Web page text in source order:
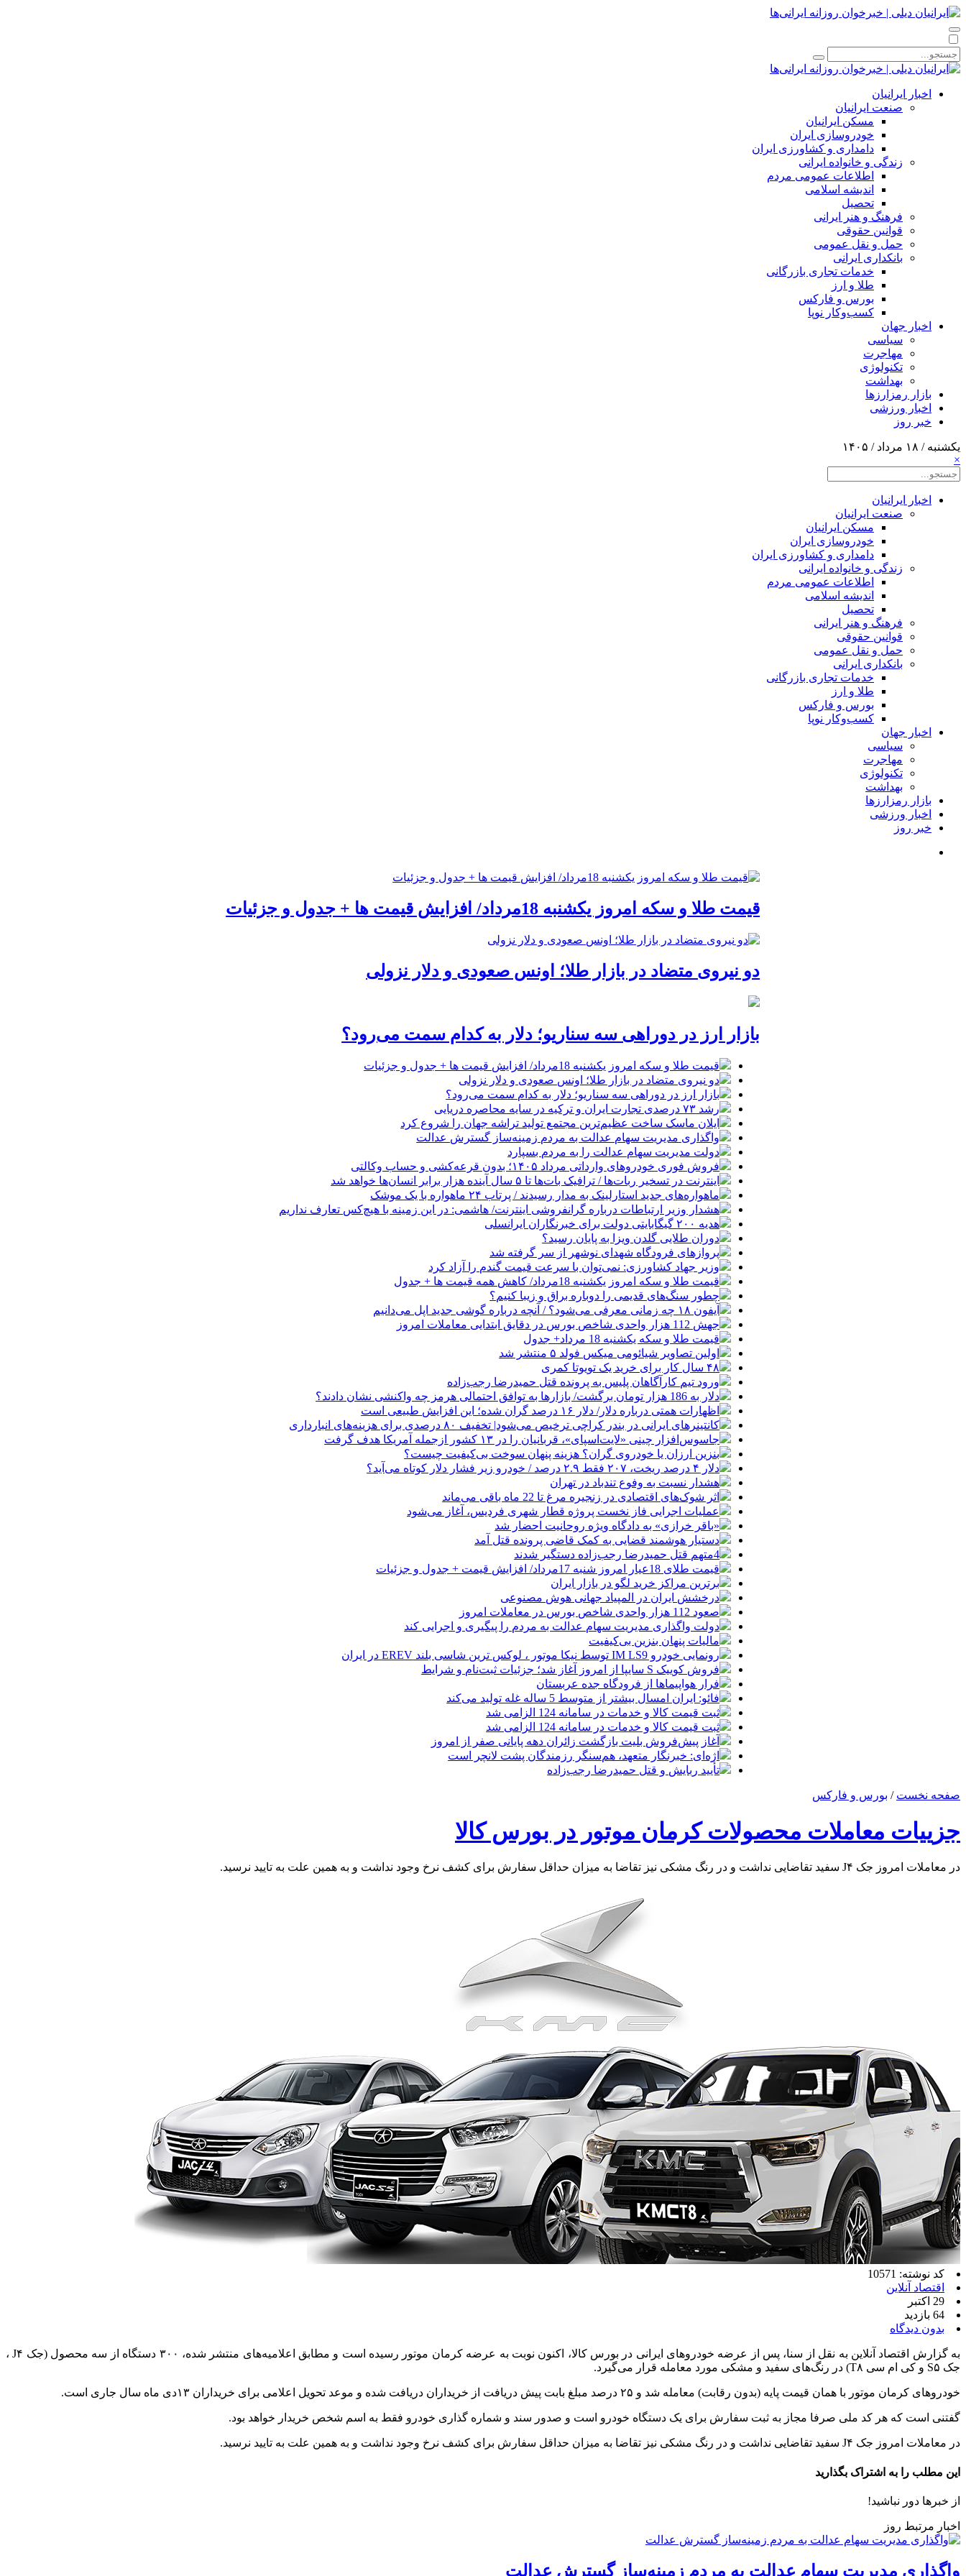
اخبار ایرانیان
صنعت ایرانیان
مسکن ایرانیان
خودروسازی ایران
دامداری و کشاورزی ایران
زندگی و خانواده ایرانی
اطلاعات عمومی مردم
اندیشه اسلامی
تحصیل
فرهنگ و هنر ایرانی
قوانین حقوقی
حمل و نقل عمومی
بانکداری ایرانی
خدمات تجاری بازرگانی
طلا و ارز
بورس و فارکس
کسب‌وکار نوپا
اخبار جهان
سیاسی
مهاجرت
تکنولوژی
بهداشت
بازار رمزارزها
اخبار ورزشی
خبر روز
یکشنبه / ۱۸ مرداد / ۱۴۰۵
×
اخبار ایرانیان
صنعت ایرانیان
مسکن ایرانیان
خودروسازی ایران
دامداری و کشاورزی ایران
زندگی و خانواده ایرانی
اطلاعات عمومی مردم
اندیشه اسلامی
تحصیل
فرهنگ و هنر ایرانی
قوانین حقوقی
حمل و نقل عمومی
بانکداری ایرانی
خدمات تجاری بازرگانی
طلا و ارز
بورس و فارکس
کسب‌وکار نوپا
اخبار جهان
سیاسی
مهاجرت
تکنولوژی
بهداشت
بازار رمزارزها
اخبار ورزشی
خبر روز
قیمت طلا و سکه امروز یکشنبه 18مرداد/ افزایش قیمت ها + جدول و جزئیات
دو نیروی متضاد در بازار طلا؛ اونس صعودی و دلار نزولی
بازار ارز در دوراهی سه سناریو؛ دلار به کدام سمت می‌رود؟
قیمت طلا و سکه امروز یکشنبه 18مرداد/ افزایش قیمت ها + جدول و جزئیات
دو نیروی متضاد در بازار طلا؛ اونس صعودی و دلار نزولی
بازار ارز در دوراهی سه سناریو؛ دلار به کدام سمت می‌رود؟
رشد ۷۳ درصدی تجارت ایران و ترکیه در سایه محاصره دریایی
ایلان ماسک ساخت عظیم‌ترین مجتمع تولید تراشه جهان را شروع کرد
واگذاری مدیریت سهام عدالت به مردم زمینه‌ساز گسترش عدالت
دولت مدیریت سهام عدالت را به مردم بسپارد
فروش فوری خودروهای وارداتی مرداد ۱۴۰۵؛ بدون قرعه‌کشی و حساب وکالتی
اینترنت در تسخیر ربات‌ها / ترافیک بات‌ها تا ۵ سال آینده هزار برابر انسان‌ها خواهد شد
ماهواره‌های جدید استارلینک به مدار رسیدند / پرتاب ۲۴ ماهواره با یک موشک
هشدار وزیر ارتباطات درباره گرانفروشی اینترنت/ هاشمی: در این زمینه با هیچ‌کس تعارف نداریم
هدیه ۲۰۰ گیگابایتی دولت برای خبرنگاران ایرانسلی
دوران طلایی گلدن ویزا به پایان رسید؟
پروازهای فرودگاه شهدای نوشهر از سر گرفته شد
وزیر جهاد کشاورزی: نمی‌توان با سرعت قیمت گندم را آزاد کرد
قیمت طلا و سکه امروز یکشنبه 18مرداد/ کاهش همه قیمت ها + جدول
چطور سنگ‌های قدیمی را دوباره براق و زیبا کنیم؟
آیفون ۱۸ چه زمانی معرفی می‌شود؟ / آنچه درباره گوشی جدید اپل می‌دانیم
جهش 112 هزار واحدی شاخص بورس در دقایق ابتدایی معاملات امروز
قیمت طلا و سکه یکشنبه 18 مرداد+ جدول
اولین تصاویر شیائومی میکس فولد ۵ منتشر شد
۴۸ سال کار برای خرید یک تویوتا کمری
ورود تیم کارآگاهان پلیس به پرونده قتل حمیدرضا رجب‌زاده
دلار به 186 هزار تومان برگشت/ بازارها به توافق احتمالی هرمز چه واکنشی نشان دادند؟
اظهارات همتی درباره دلار/ دلار ۱۶ درصد گران شده؛ این افزایش طبیعی است
کانتینرهای ایرانی در بندر کراچی ترخیص می‌شود| تخفیف ۸۰ درصدی برای هزینه‌های انبارداری
جاسوس‌افزار چینی «لایت‌اسپای»، قربانیان را در ۱۳ کشور ازجمله آمریکا هدف گرفت
بنزین ارزان یا خودروی گران؟ هزینه پنهان سوخت بی‌کیفیت چیست؟
دلار ۴ درصد ریخت، ۲۰۷ فقط ۲.۹ درصد / خودرو زیر فشار دلار کوتاه می‌آید؟
هشدار نسبت به وفوع تندباد در تهران
اثر شوک‌های اقتصادی در زنجیره مرغ تا 22 ماه باقی می‌ماند
عملیات اجرایی فاز نخست پروژه قطار شهری فردیس، آغاز می‌شود
«باقر خرازی» به دادگاه ویژه روحانیت احضار شد
دستیار هوشمند قضایی به کمک قاضی پرونده قتل آمد
4متهم قتل حمیدرضا رجب‌زاده دستگیر شدند
قیمت طلای 18عیار امروز شنبه 17مرداد/ افزایش قیمت + جدول و جزئیات
برترین مراکز خرید لگو در بازار ایران
درخشش ایران در المپیاد جهانی هوش مصنوعی
صعود 112 هزار واحدی شاخص بورس در معاملات امروز
دولت واگذاری مدیریت سهام عدالت به مردم را پیگیری و اجرایی کند
مالیات پنهان بنزین بی‌کیفیت
رونمایی خودرو IM LS9 توسط نیکا موتور ، لوکس ترین شاسی بلند EREV در ایران
فروش کوییک S سایپا از امروز آغاز شد؛ جزئیات ثبت‌نام و شرایط
فرار هواپیماها از فرودگاه جده عربستان
فائو: ایران امسال بیشتر از متوسط 5 ساله غله تولید می‌کند
ثبت قیمت کالا و خدمات در سامانه 124 الزامی شد
ثبت قیمت کالا و خدمات در سامانه 124 الزامی شد
آغاز پیش‌فروش بلیت بازگشت زائران دهه پایانی صفر از امروز
اژه‌ای: خبرنگار متعهد، هم‌سنگر رزمندگان پشت لانچر است
تأیید ربایش و قتل حمیدرضا رجب‌زاده
صفحه نخست / بورس و فارکس
جزییات معاملات محصولات کرمان موتور در بورس کالا
در معاملات امروز جک J۴ سفید تقاضایی نداشت و در رنگ مشکی نیز تقاضا به میزان حداقل سفارش برای کشف نرخ وجود نداشت و به همین علت به تایید نرسید.
کد نوشته: 10571
اقتصاد آنلاین
29 اکتبر
64 بازدید
بدون دیدگاه
به گزارش اقتصاد آنلاین به نقل از سنا، پس از عرضه خودروهای ایرانی در بورس کالا، اکنون نوبت به عرضه کرمان موتور رسیده است و مطابق اعلامیه‌های منتشر شده، ۳۰۰ دستگاه از سه محصول (جک J۴ ،
جک S۵ و کی ام سی T۸) در رنگ‌های سفید و مشکی مورد معامله قرار می‌گیرد.
خودروهای کرمان موتور با همان قیمت پایه (بدون رقابت) معامله شد و ۲۵ درصد مبلغ بابت پیش دریافت از خریداران دریافت شده و موعد تحویل اعلامی برای خریداران ۱۳دی ماه سال جاری است.
گفتنی است که هر کد ملی صرفا مجاز به ثبت سفارش برای یک دستگاه خودرو است و صدور سند و شماره گذاری خودرو فقط به اسم شخص خریدار خواهد بود.
در معاملات امروز جک J۴ سفید تقاضایی نداشت و در رنگ مشکی نیز تقاضا به میزان حداقل سفارش برای کشف نرخ وجود نداشت و به همین علت به تایید نرسید.
این مطلب را به اشتراک بگذارید
از خبرها دور نباشید!
اخبار مرتبط روز
واگذاری مدیریت سهام عدالت به مردم زمینه‌ساز گسترش عدالت